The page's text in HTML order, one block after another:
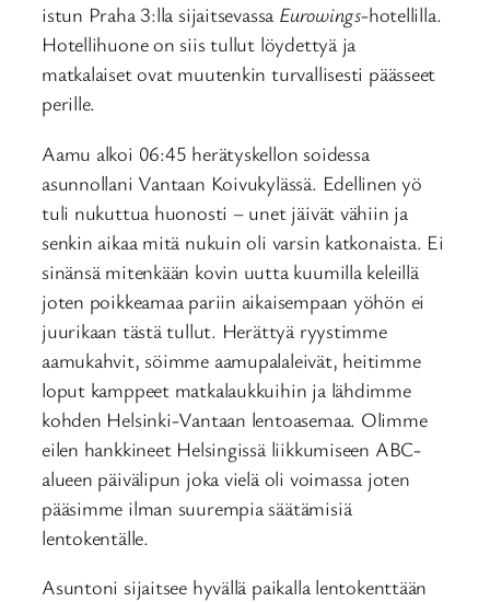
istun Praha 3:lla sijaitsevassa Eurowings-hotellilla.
Hotellihuone on siis tullut löydettyä ja
matkalaiset ovat muutenkin turvallisesti päässeet
perille.
Aamu alkoi 06:45 herätyskellon soidessa
asunnollani Vantaan Koivukylässä. Edellinen yö
tuli nukuttua huonosti – unet jäivät vähiin ja
senkin aikaa mitä nukuin oli varsin katkonaista. Ei
sinänsä mitenkään kovin uutta kuumilla keleillä
joten poikkeamaa pariin aikaisempaan yöhön ei
juurikaan tästä tullut. Herättyä ryystimme
aamukahvit, söimme aamupalaleivät, heitimme
loput kamppeet matkalaukkuihin ja lähdimme
kohden Helsinki-Vantaan lentoasemaa. Olimme
eilen hankkineet Helsingissä liikkumiseen ABC-
alueen päivälipun joka vielä oli voimassa joten
pääsimme ilman suurempia säätämisiä
lentokentälle.
Asuntoni sijaitsee hyvällä paikalla lentokenttään